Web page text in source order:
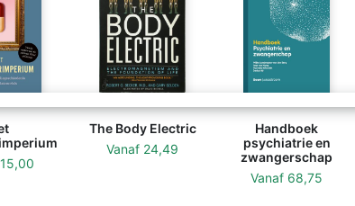
15,00
The Body Electric
Vanaf 24,49
Handboek
psychiatrie en
zwangerschap
Vanaf 68,75